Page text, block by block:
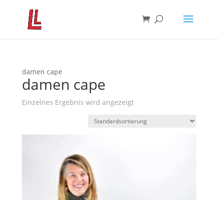
damen cape
damen cape
Einzelnes Ergebnis wird angezeigt